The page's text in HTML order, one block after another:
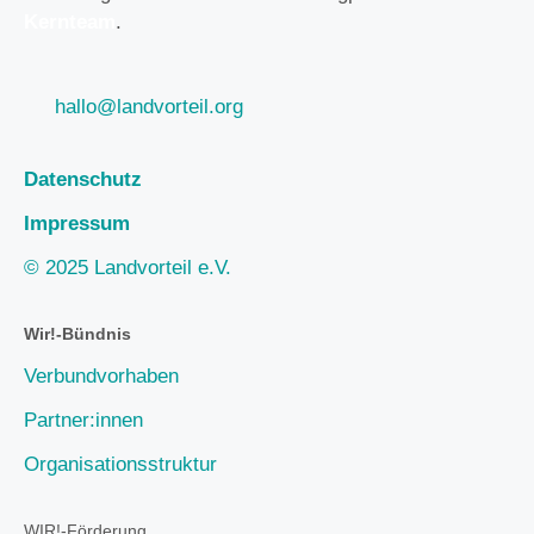
.
hallo@landvorteil.org
Datenschutz
Impressum
© 2025 Landvorteil e.V.
Wir!-Bündnis
Verbundvorhaben
Partner:innen
Organisationsstruktur
WIR!-Förderung